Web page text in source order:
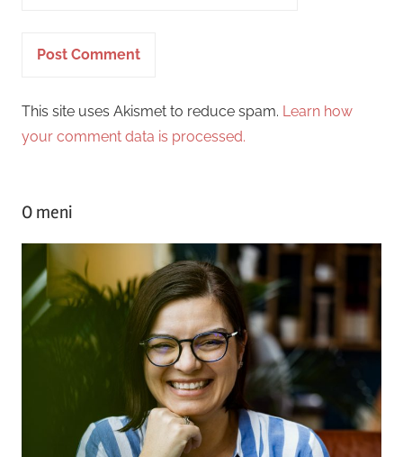
This site uses Akismet to reduce spam. Learn how
your comment data is processed.
O meni